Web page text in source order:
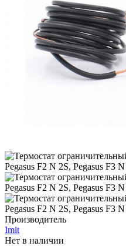
Производитель
Imit
Нет в наличии